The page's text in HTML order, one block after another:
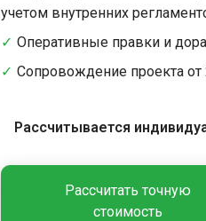
учетом внутренних
Оперативные правки и
Сопровождение проекта от
Рассчитывается
Рассчитать точную
стоимость